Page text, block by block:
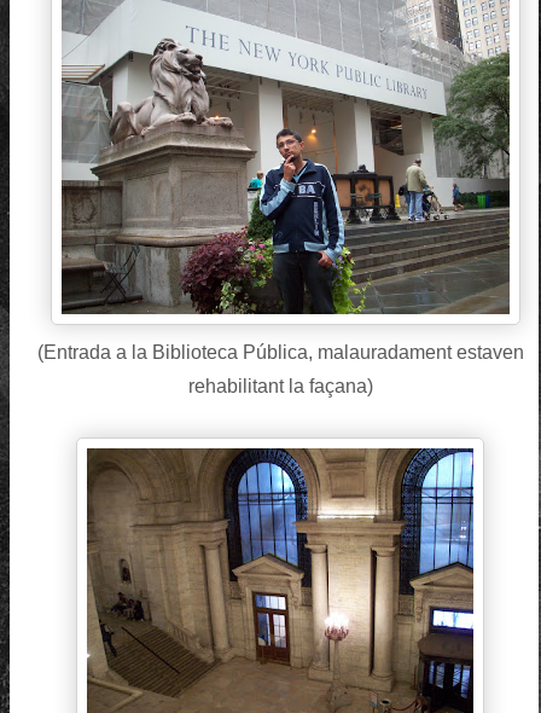
(Entrada a la Biblioteca Pública, malauradament estaven
rehabilitant la façana)